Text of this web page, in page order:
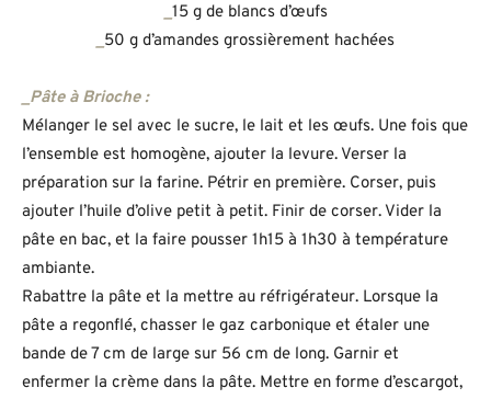
15 g de blancs d’œufs
50 g d’amandes grossièrement hachées
_Pâte à Brioche :
Mélanger le sel avec le sucre, le lait et les œufs. Une fois que
l’ensemble est homogène, ajouter la levure. Verser la
préparation sur la farine. Pétrir en première. Corser, puis
ajouter l’huile d’olive petit à petit. Finir de corser. Vider la
pâte en bac, et la faire pousser 1h15 à 1h30 à température
ambiante.
Rabattre la pâte et la mettre au réfrigérateur. Lorsque la
pâte a regonflé, chasser le gaz carbonique et étaler une
bande de 7 cm de large sur 56 cm de long. Garnir et
enfermer la crème dans la pâte. Mettre en forme d’escargot,